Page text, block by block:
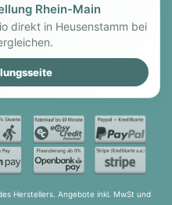
Rhein-Main
direkt in Heusenstamm bei
Herstellers. Angebote inkl. MwSt und